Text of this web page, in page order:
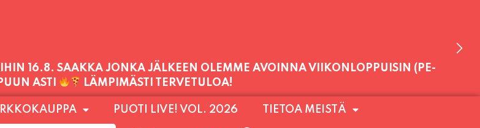
16.8. SAAKKA JONKA JÄLKEEN OLEMME AVOINNA VIIKONLOPPUISIN (PE-
ASTI
LÄMPIMÄSTI TERVETULOA!
TÄNÄÄN:
LAUANTAI 11:00 - 21:00PUOTI LIVE! VOL. 2026 TIETOA MEISTÄ